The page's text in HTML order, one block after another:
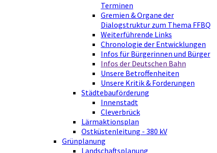
Terminen
Gremien & Organe der
Dialogstruktur zum Thema FFBQ
Weiterführende Links
Chronologie der Entwicklungen
Infos für Bürgerinnen und Bürger
Infos der Deutschen Bahn
Unsere Betroffenheiten
Unsere Kritik & Forderungen
Städtebauförderung
Innenstadt
Cleverbrück
Lärmaktionsplan
Ostküstenleitung - 380 kV
Grünplanung
Landschaftsplanung